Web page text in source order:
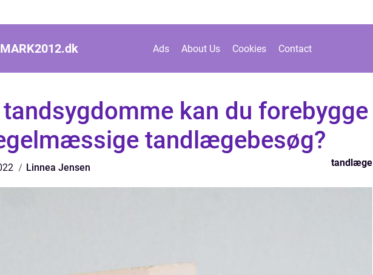
dk Ads About Us Cookies Contact
kan du forebygge
tandlægebesøg?
Linnea Jensen tandlæge